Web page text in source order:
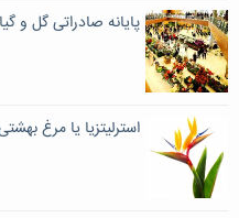
پایانه‌ صادراتی گل و
استرلیتزیا یا مرغ